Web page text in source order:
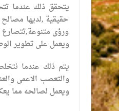
يتحقق ذلك عندما
حقيقية ,لديها
ورؤى متنوعة,تتصارع
ويعمل على تطوير
يتم ذلك عندما
والتعصب الاعمى
ويعمل لصالحه مما